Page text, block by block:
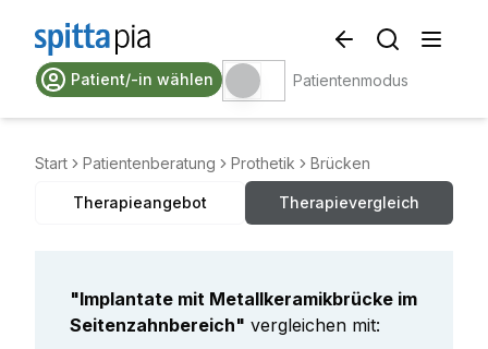
Patient/-in wählen Patientenmodus
Start Patientenberatung Prothetik Brücken
Therapieangebot Therapievergleich
"Implantate mit Metallkeramikbrücke im
Seitenzahnbereich" vergleichen mit: